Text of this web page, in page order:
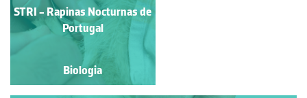
STRI - Rapinas Nocturnas
de Portugal
Biologia
STRI - Rapinas Nocturnas de
Portugal
Biologia